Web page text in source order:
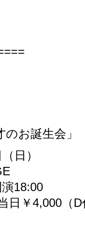
お誕生会」
日）
18:00
日￥4,000（